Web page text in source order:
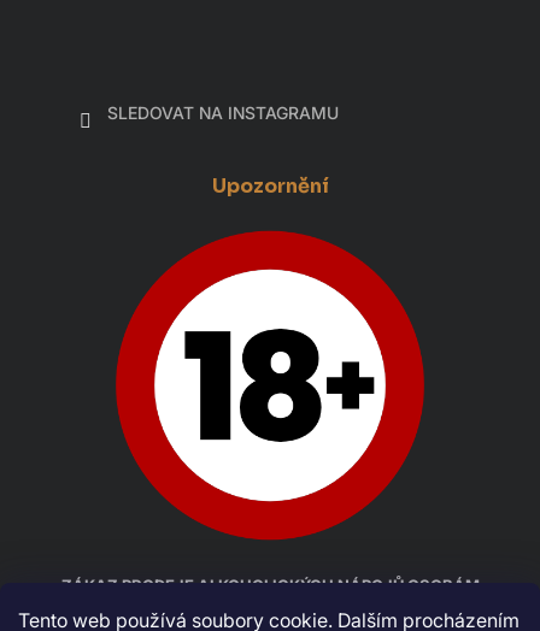
Tento web používá soubory cookie. Dalším procházením
SLEDOVAT NA INSTAGRAMU
Upozornění
ZÁKAZ PRODEJE ALKOHOLICKÝCH NÁPOJŮ OSOBÁM